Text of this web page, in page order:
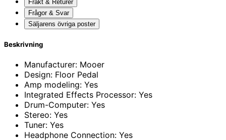
Frakt & Returer
Frågor & Svar
Säljarens övriga poster
Beskrivning
Manufacturer: Mooer
Design: Floor Pedal
Amp modeling: Yes
Integrated Effects Processor: Yes
Drum-Computer: Yes
Stereo: Yes
Tuner: Yes
Headphone Connection: Yes